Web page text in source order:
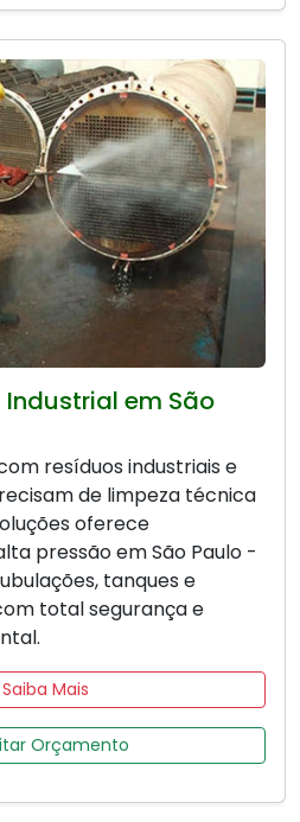
em São
resíduos industriais e
de limpeza técnica
oferece
pressão em São Paulo -
tanques e
total segurança e
Saiba Mais
Orçamento